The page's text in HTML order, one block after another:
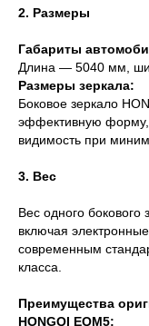
2. Размеры
Габариты
Длина — 5040 мм,
Размеры зеркала:
Боковое зеркало
эффективную
видимость при
3. Вес
Вес одного бокового
включая
современным
класса.
Преимущества
HONGQI EQM5: